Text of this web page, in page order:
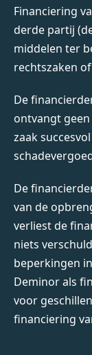
Financiering
derde partij
middelen ter
rechtszaken
De
ontvangt
zaak
De
van de
verliest de
niets
beperkingen
Deminor als
voor
financiering